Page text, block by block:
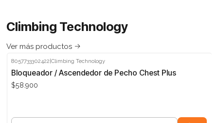
Climbing Technology
Ver más productos
8057733302422 |Climbing Technology
Bloqueador / Ascendedor de Pecho Chest Plus
$58.900